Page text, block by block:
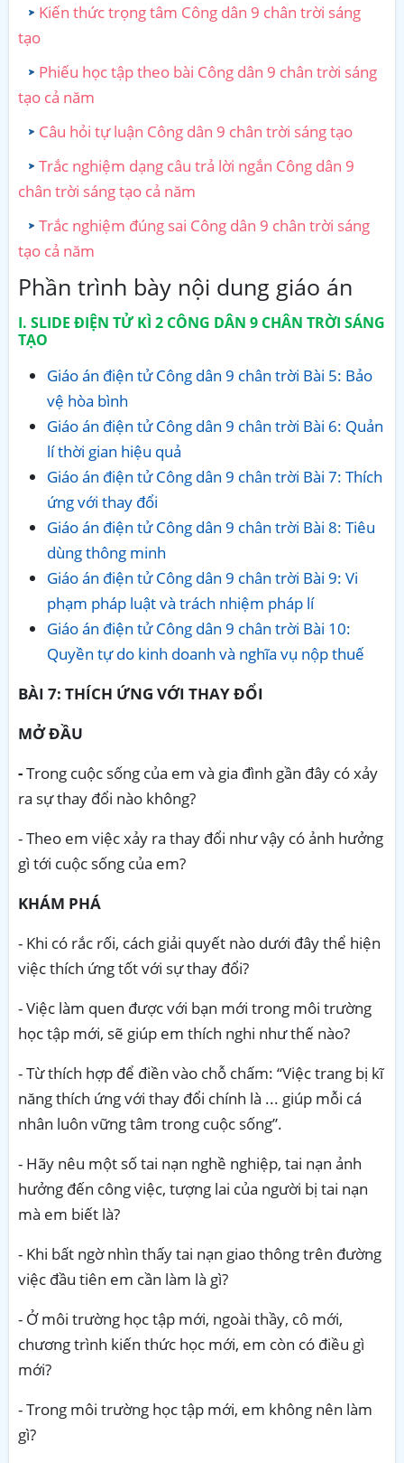
Kiến thức trọng tâm Công dân 9 chân trời sáng
tạo
Phiếu học tập theo bài Công dân 9 chân trời sáng
tạo cả năm
Câu hỏi tự luận Công dân 9 chân trời sáng tạo
Trắc nghiệm dạng câu trả lời ngắn Công dân 9
chân trời sáng tạo cả năm
Trắc nghiệm đúng sai Công dân 9 chân trời sáng
tạo cả năm
Phần trình bày nội dung giáo án
I. SLIDE ĐIỆN TỬ KÌ 2 CÔNG DÂN 9 CHÂN TRỜI SÁNG
TẠO
Giáo án điện tử Công dân 9 chân trời Bài 5: Bảo
vệ hòa bình
Giáo án điện tử Công dân 9 chân trời Bài 6: Quản
lí thời gian hiệu quả
Giáo án điện tử Công dân 9 chân trời Bài 7: Thích
ứng với thay đổi
Giáo án điện tử Công dân 9 chân trời Bài 8: Tiêu
dùng thông minh
Giáo án điện tử Công dân 9 chân trời Bài 9: Vi
phạm pháp luật và trách nhiệm pháp lí
Giáo án điện tử Công dân 9 chân trời Bài 10:
Quyền tự do kinh doanh và nghĩa vụ nộp thuế
BÀI 7: THÍCH ỨNG VỚI THAY ĐỔI
MỞ ĐẦU
-Trong cuộc sống của em và gia đình gần đây có xảy
ra sự thay đổi nào không?
- Theo em việc xảy ra thay đổi như vậy có ảnh hưởng
gì tới cuộc sống của em?
KHÁM PHÁ
- Khi có rắc rối, cách giải quyết nào dưới đây thể hiện
việc thích ứng tốt với sự thay đổi?
- Việc làm quen được với bạn mới trong môi trường
học tập mới, sẽ giúp em thích nghi như thế nào?
- Từ thích hợp để điền vào chỗ chấm: “Việc trang bị kĩ
năng thích ứng với thay đổi chính là ... giúp mỗi cá
nhân luôn vững tâm trong cuộc sống”.
- Hãy nêu một số tai nạn nghề nghiệp, tai nạn ảnh
hưởng đến công việc, tượng lai của người bị tai nạn
mà em biết là?
- Khi bất ngờ nhìn thấy tai nạn giao thông trên đường
việc đầu tiên em cần làm là gì?
- Ở môi trường học tập mới, ngoài thầy, cô mới,
chương trình kiến thức học mới, em còn có điều gì
mới?
- Trong môi trường học tập mới, em không nên làm
gì?